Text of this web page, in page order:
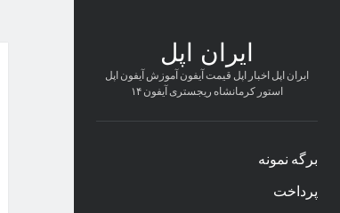
ایران اپل
ایران اپل اخبار اپل قیمت آیفون آموزش آیفون اپل
استور کرمانشاه ریجستری آیفون ۱۴
برگه نمونه
پرداخت